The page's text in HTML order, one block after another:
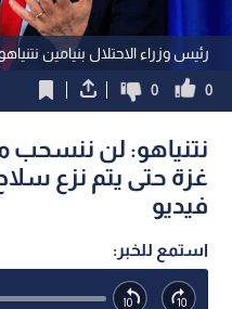
رئيس وزراء الاحتلال بنيامين
0
0
نتنياهو: لن ننسحب
غزة حتى يتم نزع
فيديو
استمع للخبر: